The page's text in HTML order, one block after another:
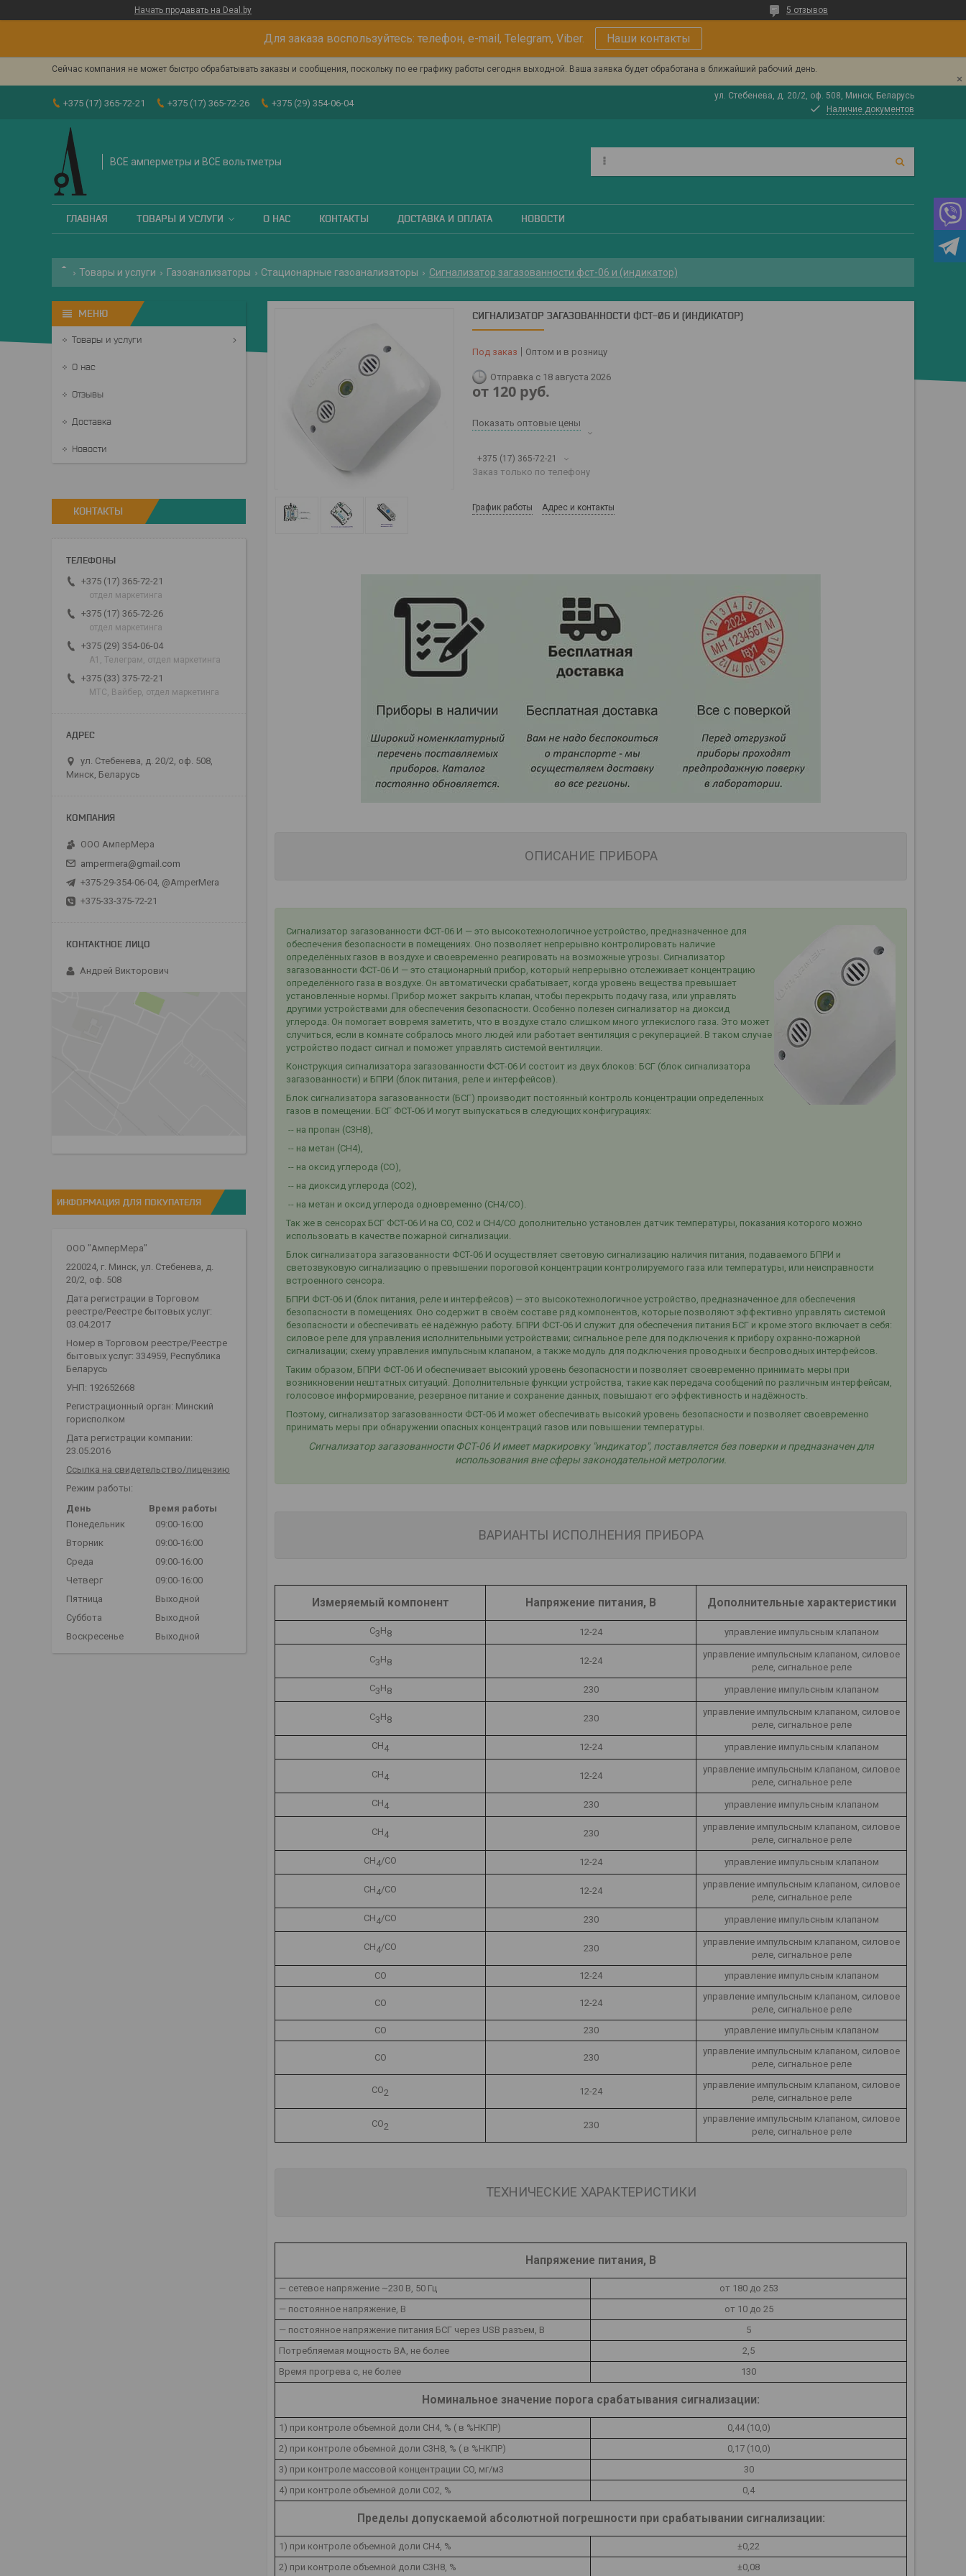
Начать продавать на Deal.by 5 отзывов
Для заказа воспользуйтесь: телефон, e-mail, Telegram, Viber. Наши контакты
Сейчас компания не может быстро обрабатывать заказы и сообщения, поскольку по ее графику работы сегодня выходной. Ваша заявка будет обработана в ближайший рабочий день.
+375 (17) 365-72-21 +375 (17) 365-72-26 +375 (29) 354-06-04
ул. Стебенева, д. 20/2, оф. 508, Минск, Беларусь
Наличие документов
ВСЕ амперметры и ВСЕ вольтметры
ГЛАВНАЯ ТОВАРЫ И УСЛУГИ О НАС КОНТАКТЫ ДОСТАВКА И ОПЛАТА НОВОСТИ
Товары и услуги Газоанализаторы Стационарные газоанализаторы Сигнализатор загазованности фст-06 и (индикатор)
СИГНАЛИЗАТОР ЗАГАЗОВАННОСТИ ФСТ-06 И (ИНДИКАТОР)
Под заказ Оптом и в розницу
Отправка с 18 августа 2026
от 120 руб.
Показать оптовые цены
+375 (17) 365-72-21
Заказ только по телефону
График работы Адрес и контакты
ОПИСАНИЕ ПРИБОРА
Сигнализатор загазованности ФСТ-06 И — это высокотехнологичное устройство, предназначенное для
обеспечения безопасности в помещениях. Оно позволяет непрерывно контролировать наличие
определённых газов в воздухе и своевременно реагировать на возможные угрозы. Сигнализатор
загазованности ФСТ-06 И — это стационарный прибор, который непрерывно отслеживает концентрацию
определённого газа в воздухе. Он автоматически срабатывает, когда уровень вещества превышает
установленные нормы. Прибор может закрыть клапан, чтобы перекрыть подачу газа, или управлять
другими устройствами для обеспечения безопасности. Особенно полезен сигнализатор на диоксид
углерода. Он помогает вовремя заметить, что в воздухе стало слишком много углекислого газа. Это может
случиться, если в комнате собралось много людей или работает вентиляция с рекуперацией. В таком случае
устройство подаст сигнал и поможет управлять системой вентиляции.
Конструкция сигнализатора загазованности ФСТ-06 И состоит из двух блоков: БСГ (блок сигнализатора
загазованности) и БПРИ (блок питания, реле и интерфейсов).
Блок сигнализатора загазованности (БСГ) производит постоянный контроль концентрации определенных
газов в помещении. БСГ ФСТ-06 И могут выпускаться в следующих конфигурациях:
-- на пропан (C3H8),
-- на метан (CH4),
-- на оксид углерода (CO),
-- на диоксид углерода (CO2),
-- на метан и оксид углерода одновременно (CH4/СО).
Так же в сенсорах БСГ ФСТ-06 И на CO, СO2 и СН4/СО дополнительно установлен датчик температуры, показания которого можно
использовать в качестве пожарной сигнализации.
Блок сигнализатора загазованности ФСТ-06 И осуществляет световую сигнализацию наличия питания, подаваемого БПРИ и
светозвуковую сигнализацию о превышении пороговой концентрации контролируемого газа или температуры, или неисправности
встроенного сенсора.
БПРИ ФСТ-06 И (блок питания, реле и интерфейсов) — это высокотехнологичное устройство, предназначенное для обеспечения
безопасности в помещениях. Оно содержит в своём составе ряд компонентов, которые позволяют эффективно управлять системой
безопасности и обеспечивать её надёжную работу. БПРИ ФСТ-06 И служит для обеспечения питания БСГ и кроме этого включает в себя:
силовое реле для управления исполнительными устройствами; сигнальное реле для подключения к прибору охранно-пожарной
сигнализации; схему управления импульсным клапаном, а также модуль для подключения проводных и беспроводных интерфейсов.
Таким образом, БПРИ ФСТ-06 И обеспечивает высокий уровень безопасности и позволяет своевременно принимать меры при
возникновении нештатных ситуаций. Дополнительные функции устройства, такие как передача сообщений по различным интерфейсам,
голосовое информирование, резервное питание и сохранение данных, повышают его эффективность и надёжность.
Поэтому, сигнализатор загазованности ФСТ-06 И может обеспечивать высокий уровень безопасности и позволяет своевременно
принимать меры при обнаружении опасных концентраций газов или повышении температуры.
Сигнализатор загазованности ФСТ-06 И имеет маркировку "индикатор", поставляется без поверки и предназначен для
использования вне сферы законодательной метрологии.
ВАРИАНТЫ ИСПОЛНЕНИЯ ПРИБОРА
Измеряемый компонент Напряжение питания, В Дополнительные характеристики
С3Н8 12-24 управление импульсным клапаном
С3Н8 12-24
управление импульсным клапаном, силовое
реле, сигнальное реле
С3Н8 230 управление импульсным клапаном
С3Н8 230
управление импульсным клапаном, силовое
реле, сигнальное реле
СН4 12-24 управление импульсным клапаном
СН4 12-24
управление импульсным клапаном, силовое
реле, сигнальное реле
СН4 230 управление импульсным клапаном
СН4 230
управление импульсным клапаном, силовое
реле, сигнальное реле
СН4/СО 12-24 управление импульсным клапаном
СН4/СО 12-24
управление импульсным клапаном, силовое
реле, сигнальное реле
СН4/СО 230 управление импульсным клапаном
СН4/СО 230
управление импульсным клапаном, силовое
реле, сигнальное реле
СО
12-24 управление импульсным клапаном
СО 12-24
управление импульсным клапаном, силовое
реле, сигнальное реле
СО
230 управление импульсным клапаном
СО 230
управление импульсным клапаном, силовое
реле, сигнальное реле
СО2 12-24
управление импульсным клапаном, силовое
реле, сигнальное реле
СО2 230
управление импульсным клапаном, силовое
реле, сигнальное реле
ТЕХНИЧЕСКИЕ ХАРАКТЕРИСТИКИ
Напряжение питания, В
— сетевое напряжение ~230 В, 50 Гц
от 180 до 253
— постоянное напряжение, В
от 10 до 25
— постоянное напряжение питания БСГ через USB разъем, В
5
Потребляемая мощность ВА, не более
2,5
Время прогрева с, не более
130
Номинальное значение порога срабатывания сигнализации:
1) при контроле объемной доли СН4, % ( в %НКПР)
0,44 (10,0)
2) при контроле объемной доли С3Н8, % ( в %НКПР)
0,17 (10,0)
3) при контроле массовой концентрации СO, мг/м3
30
4) при контроле объемной доли СO2, %
0,4
Пределы допускаемой абсолютной погрешности при срабатывании сигнализации:
1) при контроле объемной доли СН4, %
±0,22
2) при контроле объемной доли С3Н8, %
±0,08
Товары и услуги
О нас
Отзывы
Доставка
Новости
КОНТАКТЫ
+375 (17) 365-72-21
отдел маркетинга
+375 (17) 365-72-26
отдел маркетинга
+375 (29) 354-06-04
А1, Телеграм, отдел маркетинга
+375 (33) 375-72-21
МТС, Вайбер, отдел маркетинга
ул. Стебенева, д. 20/2, оф. 508,
Минск, Беларусь
ООО АмперМера
ampermera@gmail.com
+375-29-354-06-04, @AmperMera
+375-33-375-72-21
Андрей Викторович
ИНФОРМАЦИЯ ДЛЯ ПОКУПАТЕЛЯ
ООО "АмперМера"
220024, г. Минск, ул. Стебенева, д.
20/2, оф. 508
Дата регистрации в Торговом
реестре/Реестре бытовых услуг:
03.04.2017
Номер в Торговом реестре/Реестре
бытовых услуг: 334959, Республика
Беларусь
УНП: 192652668
Регистрационный орган: Минский
горисполком
Дата регистрации компании:
23.05.2016
Ссылка на свидетельство/лицензию
Режим работы:
День
Время работы
Понедельник
09:00-16:00
Вторник
09:00-16:00
Среда
09:00-16:00
Четверг
09:00-16:00
Пятница
Выходной
Суббота
Выходной
Воскресенье
Выходной